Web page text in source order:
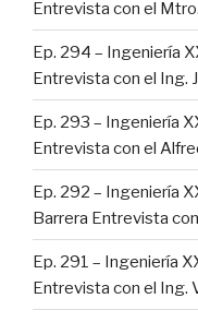
Entrevista con el
Ep. 294 – Ingeniería
Entrevista con el Ing.
Ep. 293 – Ingeniería
Entrevista con el
Ep. 292 – Ingeniería
Barrera Entrevista
Ep. 291 – Ingeniería
Entrevista con el Ing.